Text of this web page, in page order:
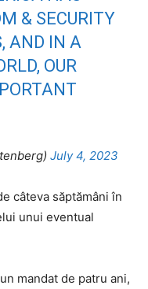
& SECURITY
AND IN A
OUR
July 4, 2023
câteva săptămâni în
unui eventual
mandat de patru ani,